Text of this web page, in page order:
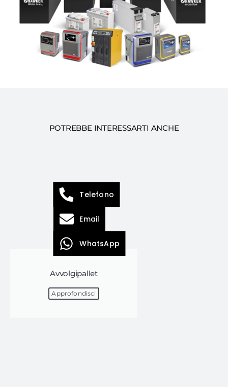
POTREBBE INTERESSARTI ANCHE
Avvolgipallet
Approfondisci
Telefono
Email
WhatsApp